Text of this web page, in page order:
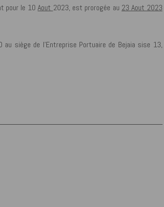
pour le 10Aout 2023, est prorogée au 23 Aout 2023
siège de l’Entreprise Portuaire de Bejaia sise 13,